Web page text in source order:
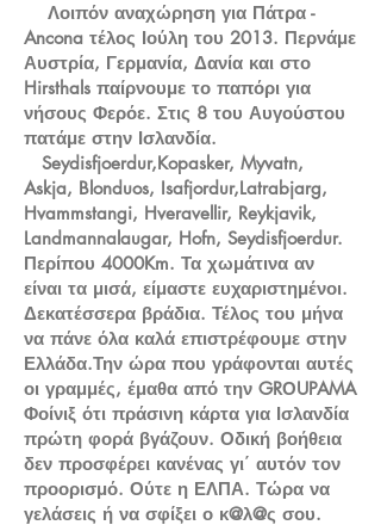
Λοιπόν αναχώρηση για Πάτρα -
Ancona τέλος Ιούλη του 2013. Περνάμε
Αυστρία, Γερμανία, Δανία και στο
Hirsthals παίρνουμε το παπόρι για
νήσους Φερόε. Στις 8 του Αυγούστου
πατάμε στην Ισλανδία.
Seydisfjoerdur,Kopasker, Myvatn,
Askja, Blonduos, Isafjordur,Latrabjarg,
Hvammstangi, Hveravellir, Reykjavik,
Landmannalaugar, Hofn, Seydisfjoerdur.
Περίπου 4000Km. Τα χωμάτινα αν
είναι τα μισά, είμαστε ευχαριστημένοι.
Δεκατέσσερα βράδια. Τέλος του μήνα
να πάνε όλα καλά επιστρέφουμε στην
Ελλάδα.Την ώρα που γράφονται αυτές
οι γραμμές, έμαθα από την GRΟUPAMA
Φοίνιξ ότι πράσινη κάρτα για Ισλανδία
πρώτη φορά βγάζουν. Οδική βοήθεια
δεν προσφέρει κανένας γι΄ αυτόν τον
προορισμό. Ούτε η ΕΛΠΑ. Τώρα να
γελάσεις ή να σφίξει ο κ@λ@ς σου.